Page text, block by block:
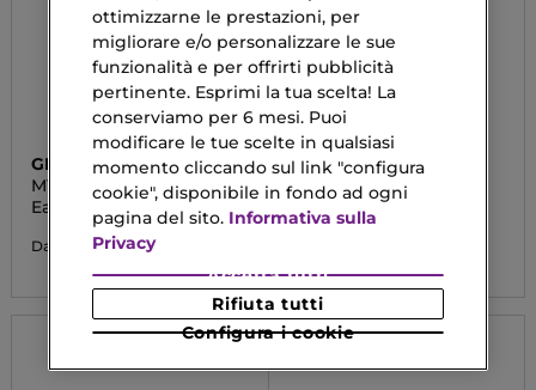
GIORGIO ARMANI
MY WAY YLANG
Eau De Parfum
Da 69,23 €
PEPE JEANS
BRIGHT
Eau De Parfum
ottimizzarne le prestazioni, per
migliorare e/o personalizzare le sue
funzionalità e per offrirti pubblicità
pertinente. Esprimi la tua scelta! La
conserviamo per 6 mesi. Puoi
modificare le tue scelte in qualsiasi
momento cliccando sul link "configura
cookie", disponibile in fondo ad ogni
pagina del sito. Informativa sulla
Privacy
Configura i cookie
Rifiuta tutti
Accetta tutti